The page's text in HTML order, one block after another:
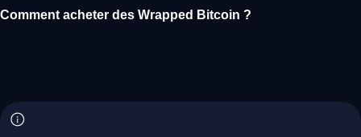
Comment acheter des Wrapped Bitcoin ?